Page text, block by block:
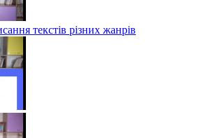
текстів різних жанрів